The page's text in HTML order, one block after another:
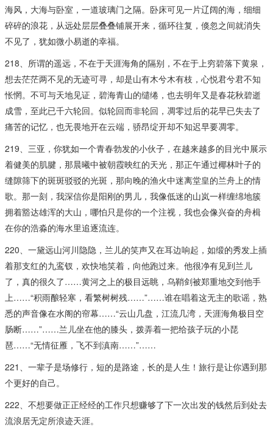
海风，大海与卧室，一道玻璃门之隔。卧床可见一片辽阔的海，细细
碎碎的浪花，从远处层层叠叠铺展开来，循环往复，倏忽之间就消失
不见了，犹如微小易逝的幸福。
218、所谓的遥远，不在于天涯海角的隔别，不在于上穷碧落下黄泉，
想去茫茫两不见的无迹可寻，却是山有木兮木有枝，心悦君兮君不知
怅惘。不可与天地见证，碧海青山的缱绻，也去明年又是春花秋碧逝
成雪，至此已千六轮回。似轮回而非轮回，凋零过后的花早已失去了
痛苦的记忆，也无畏地开在云端，骄昂绽开却不知迟早要凋零。
219、三亚，你犹如一个青春勃发的小伙子，在越来越多的目光中展示
着健美的肌腱，那晨曦中被朝霞映红的天光，那正午通过椰林叶子的
缝隙筛下的斑斑驳驳的光斑，那向晚的渔火中迷离堂皇的兰舟上的情
歌。那一刻，我深信你是阳刚的男儿，我像低迷的山岚一样缠绵地簇
拥着豁达雄浑的大山，哪怕只是你的一个注视，我也会像兴奋的舟楫
在你的浩淼的海水里追逐流连。
220、一黛远山河川隐隐，兰儿的笑声又在耳边响起，如缎的秀发上插
着那支红的九鸾钗，欢快地笑着，向他跑过来。他很净有见到兰儿
了，真的很久了……黄河之上的极目远眺，乌鞘剑被郑重地交到他手
上……“积雨酿轻寒，看繁树树残……”……谁在唱着这无主的歌谣，熟
悉的声音像在水阁的帘幕……“云山几盘，江流几湾，天涯海角极目空
肠断……”……兰儿坐在他的膝头，拨弄着一把给孩子玩的小琵
琶……“无情征雁，飞不到滇南……”……
221、一辈子是场修行，短的是路途，长的是人生！旅行是让你遇到那
个更好的自己。
222、不想要做正正经经的工作只想赚够了下一次出发的钱然后到处去
流浪居无定所浪迹天涯​。